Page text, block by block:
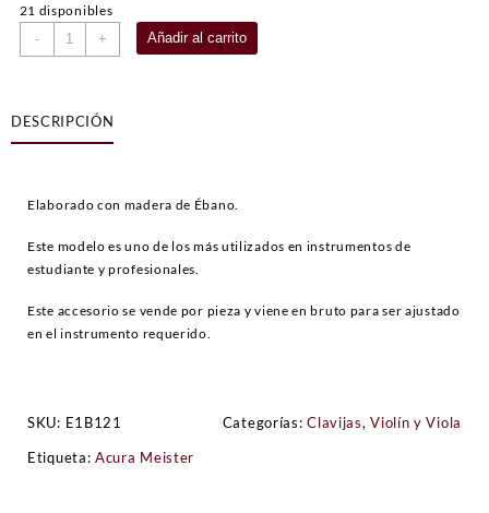
21 disponibles
-
Clavija
para
Swiss
Ébano
+ Añadir al carrito
DESCRIPCIÓN
Elaborado con madera de Ébano.
Este modelo es uno de los más utilizados en instrumentos de
estudiante y profesionales.
Este accesorio se vende por pieza y viene en bruto para ser ajustado
en el instrumento requerido.
SKU: E1B121 Categorías:Clavijas,Violín y Viola
Etiqueta:Acura Meister